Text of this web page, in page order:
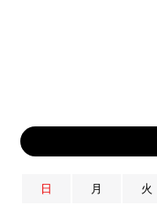
日 月 火